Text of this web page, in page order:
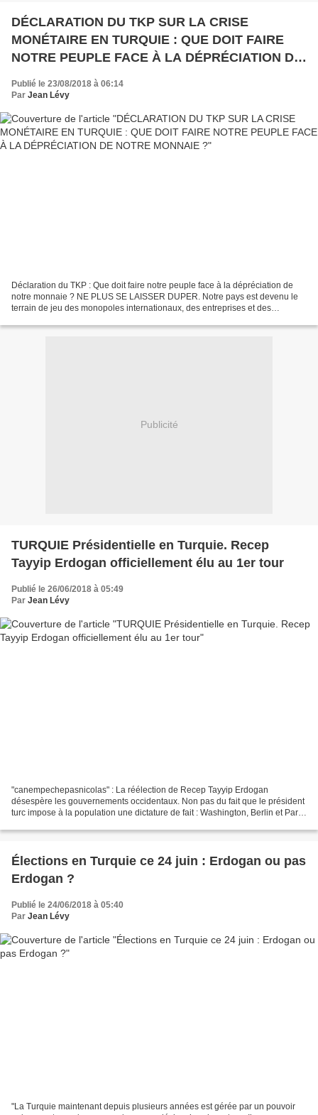
DÉCLARATION DU TKP SUR LA CRISE
MONÉTAIRE EN TURQUIE : QUE DOIT FAIRE
NOTRE PEUPLE FACE À LA DÉPRÉCIATION DE
NOTRE MONNAIE ?
Publié le 23/08/2018 à 06:14
Par Jean Lévy
Déclaration du TKP : Que doit faire notre peuple face à la dépréciation de
notre monnaie ? NE PLUS SE LAISSER DUPER. Notre pays est devenu le
terrain de jeu des monopoles internationaux, des entreprises et des
Publicité
TURQUIE Présidentielle en Turquie. Recep
Tayyip Erdogan officiellement élu au 1er tour
Publié le 26/06/2018 à 05:49
Par Jean Lévy
"canempechepasnicolas" : La réélection de Recep Tayyip Erdogan
désespère les gouvernements occidentaux. Non pas du fait que le président
turc impose à la population une dictature de fait : Washington, Berlin et Paris
Élections en Turquie ce 24 juin : Erdogan ou pas
Erdogan ?
Publié le 24/06/2018 à 05:40
Par Jean Lévy
"La Turquie maintenant depuis plusieurs années est gérée par un pouvoir